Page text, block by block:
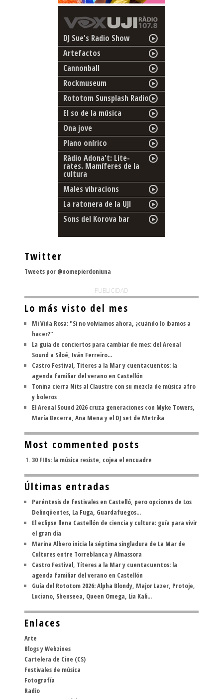
DJ Sue's Radio Show
Artefactos
Cannonball
Rockmuseum
Rototom Sunsplash Radio
El so de la música
Ona jove
Plano onírico
Ràdio Adona't: Lite-
rates. Mamíferes de la
cultura
Males vibracions
La ratonera de la UJI
Sons del Korova bar
Twitter
Tweets por @nomepierdoniuna
PUBLICIDAD
Lo más visto del mes
Mi Vida Rosa: "Si no volvíamos ahora, ¿cuándo lo íbamos a
hacer?"
La guía de conciertos para cambiar de mes: del Arenal
Sound a Siloé, Iván Ferreiro...
Castro Festival, Títeres a la Mar y cuentacuentos: la
agenda familiar del verano en Castellón
Tonina cierra Nits al Claustre con su mezcla de música afro
y boleros
El Arenal Sound 2026 cruza generaciones con Myke Towers,
María Becerra, Ana Mena y el DJ set de Metrika
Most commented posts
30 FIBs: la música resiste, cojea el encuadre
Últimas entradas
Paréntesis de festivales en Castelló, pero opciones de Los
Delinqüentes, La Fuga, Guardafuegos...
El eclipse llena Castellón de ciencia y cultura: guía para vivir
el gran día
Marina Albero inicia la séptima singladura de La Mar de
Cultures entre Torreblanca y Almassora
Castro Festival, Títeres a la Mar y cuentacuentos: la
agenda familiar del verano en Castellón
Guía del Rototom 2026: Alpha Blondy, Major Lazer, Protoje,
Luciano, Shenseea, Queen Omega, Lia Kali...
Enlaces
Arte
Blogs y Webzines
Cartelera de Cine (CS)
Festivales de música
Fotografía
Radio